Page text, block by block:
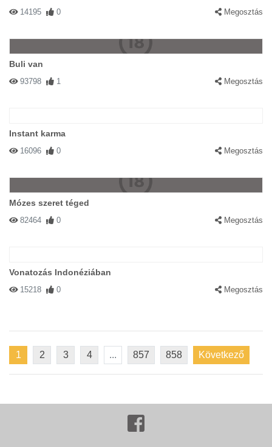
14195 0 Megosztás
Buli van
93798 1 Megosztás
Instant karma
16096 0 Megosztás
Mózes szeret téged
82464 0 Megosztás
Vonatozás Indonéziában
15218 0 Megosztás
1 2 3 4 ... 857 858 Következő